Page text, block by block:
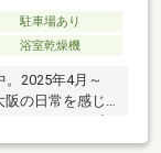
駐車場あり
浴室乾燥機
2025年4月～
の日常を感じ
大阪メトロ